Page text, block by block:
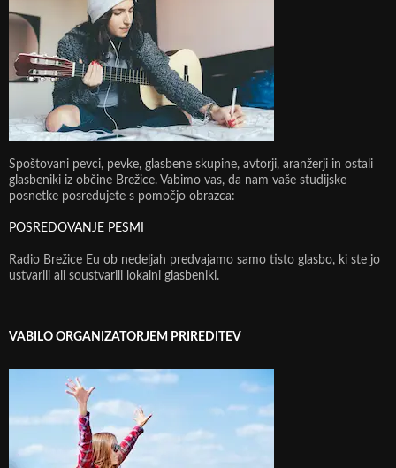
Spoštovani pevci, pevke, glasbene skupine, avtorji, aranžerji in ostali
glasbeniki iz občine Brežice. Vabimo vas, da nam vaše studijske
posnetke posredujete s pomočjo obrazca:
POSREDOVANJE PESMI
Radio Brežice Eu ob nedeljah predvajamo samo tisto glasbo, ki ste jo
ustvarili ali soustvarili lokalni glasbeniki.
VABILO ORGANIZATORJEM PRIREDITEV